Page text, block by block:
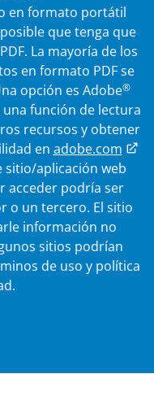
en formato portátil
que tenga que
La mayoría de los
en formato PDF se
opción es Adobe®
función de lectura
recursos y obtener
en adobe.com
sitio/aplicación web
acceder podría ser
o un tercero. El sitio
información no
sitios podrían
de uso y política